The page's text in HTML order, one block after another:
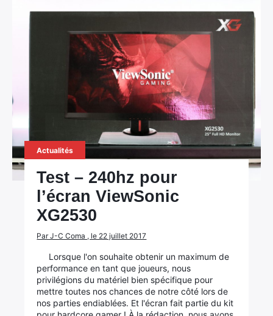
Actualités
Test – 240hz pour
l’écran ViewSonic
XG2530
Par J-C Coma , le 22 juillet 2017
Lorsque l'on souhaite obtenir un maximum de
performance en tant que joueurs, nous
privilégions du matériel bien spécifique pour
mettre toutes nos chances de notre côté lors de
nos parties endiablées. Et l'écran fait partie du kit